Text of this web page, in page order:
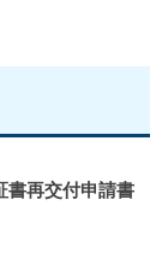
再交付申請書